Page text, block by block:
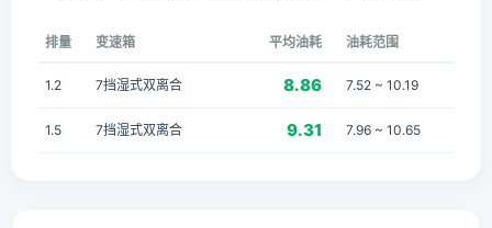
排量 变速箱 平均油耗 油耗范围
1.2 7挡湿式双离合 8.86 7.52 ~ 10.19
1.5 7挡湿式双离合 9.31 7.96 ~ 10.65